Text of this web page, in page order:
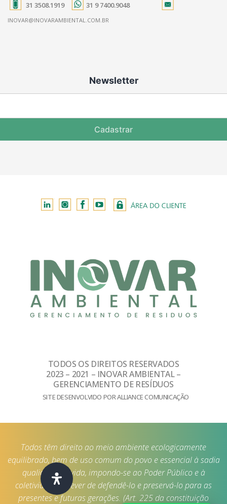
31 3508.1919 31 9 7400.9048
INOVAR@INOVARAMBIENTAL.COM.BR
Newsletter
Cadastrar
TODOS OS DIREITOS RESERVADOS
2023 – 2021 – INOVAR AMBIENTAL –
GERENCIAMENTO DE RESÍDUOS
SITE DESENVOLVIDO POR ALLIANCE COMUNICAÇÃO
Todos têm direito ao meio ambiente ecologicamente
equilibrado, bem de uso comum do povo e essencial à sadia
qualidade de vida, impondo-se ao Poder Público e à
coletividade o dever de defendê-lo e preservá-lo para as
presentes e futuras gerações. (Art. 225 da constituição